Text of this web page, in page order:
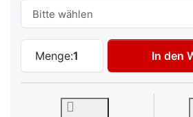
Menge:1
Autolack
In den